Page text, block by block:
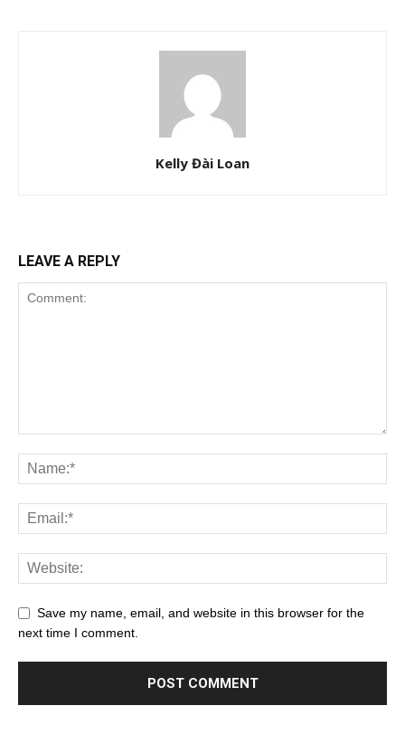
Kelly Đài Loan
LEAVE A REPLY
Save my name, email, and website in this browser for the
next time I comment.